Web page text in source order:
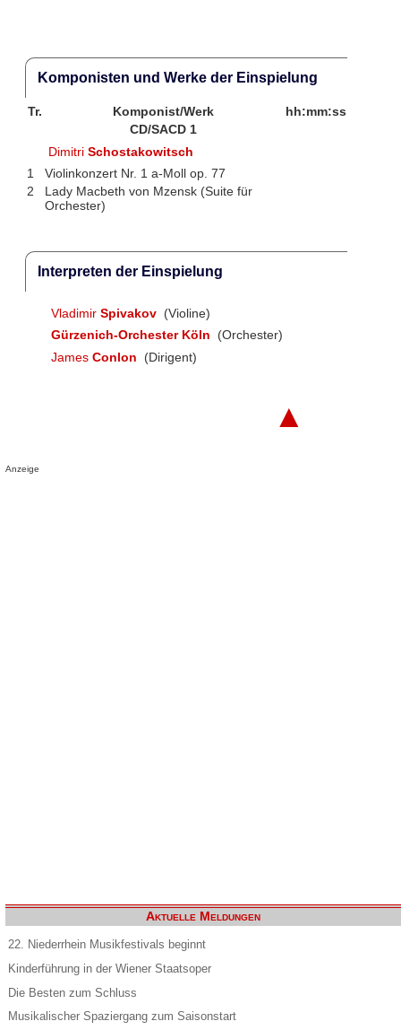
Komponisten und Werke der Einspielung
Tr. Komponist/Werk
hh:mm:ss
CD/SACD 1
DimitriSchostakowitsch
1
Violinkonzert Nr. 1 a-Moll op. 77
2
Lady Macbeth von Mzensk (Suite für
Orchester)
Interpreten der Einspielung
Vladimir Spivakov (Violine)
Gürzenich-Orchester Köln
(Orchester)
James Conlon (Dirigent)
▲
Anzeige
Aktuelle Meldungen
22. Niederrhein Musikfestivals beginnt
Kinderführung in der Wiener Staatsoper
Die Besten zum Schluss
Musikalischer Spaziergang zum Saisonstart